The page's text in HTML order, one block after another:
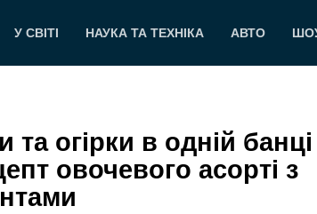
У СВІТІ НАУКА ТА ТЕХНІКА АВТО
огірки в одній
овочевого асорті з